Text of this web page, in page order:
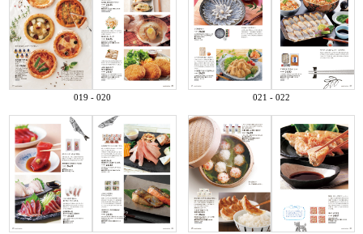
019 - 020 021 - 022